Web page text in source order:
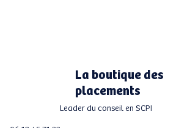
La boutique des
placements
Leader du conseil en SCPI